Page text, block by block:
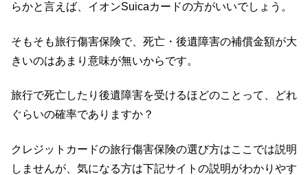
らかと言えば、イオンSuicaカードの方がいいでしょう。
そもそも旅行傷害保険で、死亡・後遺障害の補償金額が大
きいのはあまり意味が無いからです。
旅行で死亡したり後遺障害を受けるほどのことって、どれ
ぐらいの確率でありますか？
クレジットカードの旅行傷害保険の選び方はここでは説明
しませんが、気になる方は下記サイトの説明がわかりやす